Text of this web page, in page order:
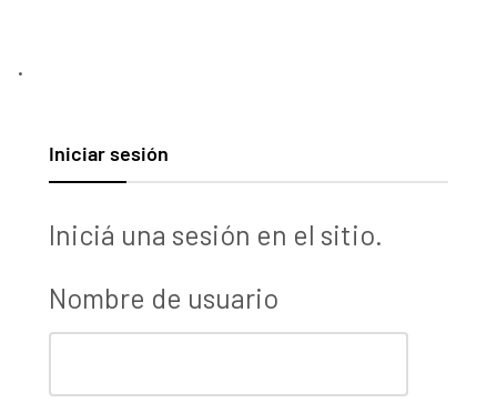
.
Iniciar sesión
Iniciá una sesión en el sitio.
Nombre de usuario